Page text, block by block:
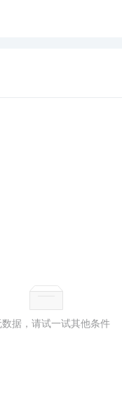
据，请试一试其他条件